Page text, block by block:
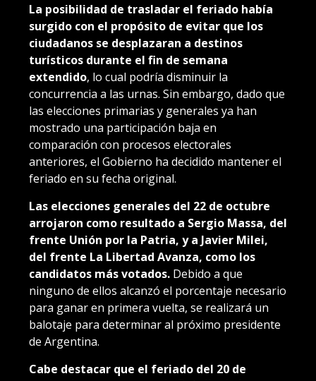
La posibilidad de trasladar el feriado había
surgido con el propósito de evitar que los
ciudadanos se desplazaran a destinos
turísticos durante el fin de semana
extendido, lo cual podría disminuir la
concurrencia a las urnas. Sin embargo, dado que
las elecciones primarias y generales ya han
mostrado una participación baja en
comparación con procesos electorales
anteriores, el Gobierno ha decidido mantener el
feriado en su fecha original.
Las elecciones generales del 22 de octubre
arrojaron como resultado a Sergio Massa, del
frente Unión por la Patria, y a Javier Milei,
del frente La Libertad Avanza, como los
candidatos más votados. Debido a que
ninguno de ellos alcanzó el porcentaje necesario
para ganar en primera vuelta, se realizará un
balotaje para determinar al próximo presidente
de Argentina.
Cabe destacar que el feriado del 20 de